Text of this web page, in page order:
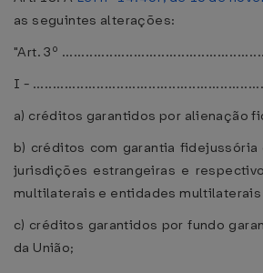
as seguintes alterações:
"Art. 3º
I -
a) créditos garantidos por alienação
b) créditos com garantia
jurisdições estrangeiras e
multilaterais e entidades
c) créditos garantidos por fundo
da União;